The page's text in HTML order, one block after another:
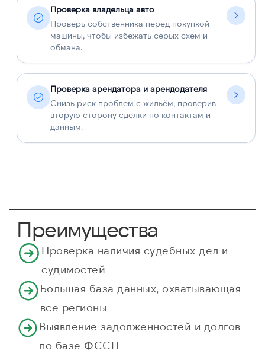
Проверка владельца авто
Проверь собственника перед покупкой
машины, чтобы избежать серых схем и
обмана.
Проверка арендатора и арендодателя
Снизь риск проблем с жильём, проверив
вторую сторону сделки по контактам и
данным.
Преимущества
Проверка наличия судебных дел и
судимостей
Большая база данных, охватывающая
все регионы
Выявление задолженностей и долгов
по базе ФССП